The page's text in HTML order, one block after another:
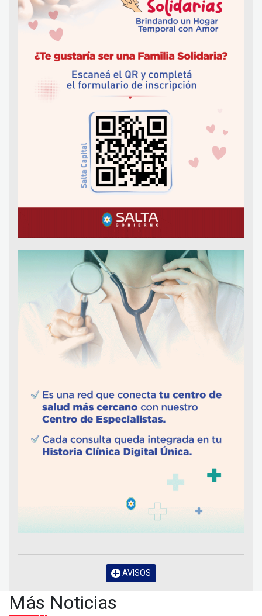
AVISOS
Más Noticias